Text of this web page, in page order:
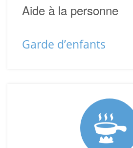
Aide à la personne
Garde d’enfants